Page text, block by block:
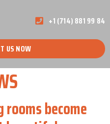
+1 (714) 881 99 84
US NOW
become